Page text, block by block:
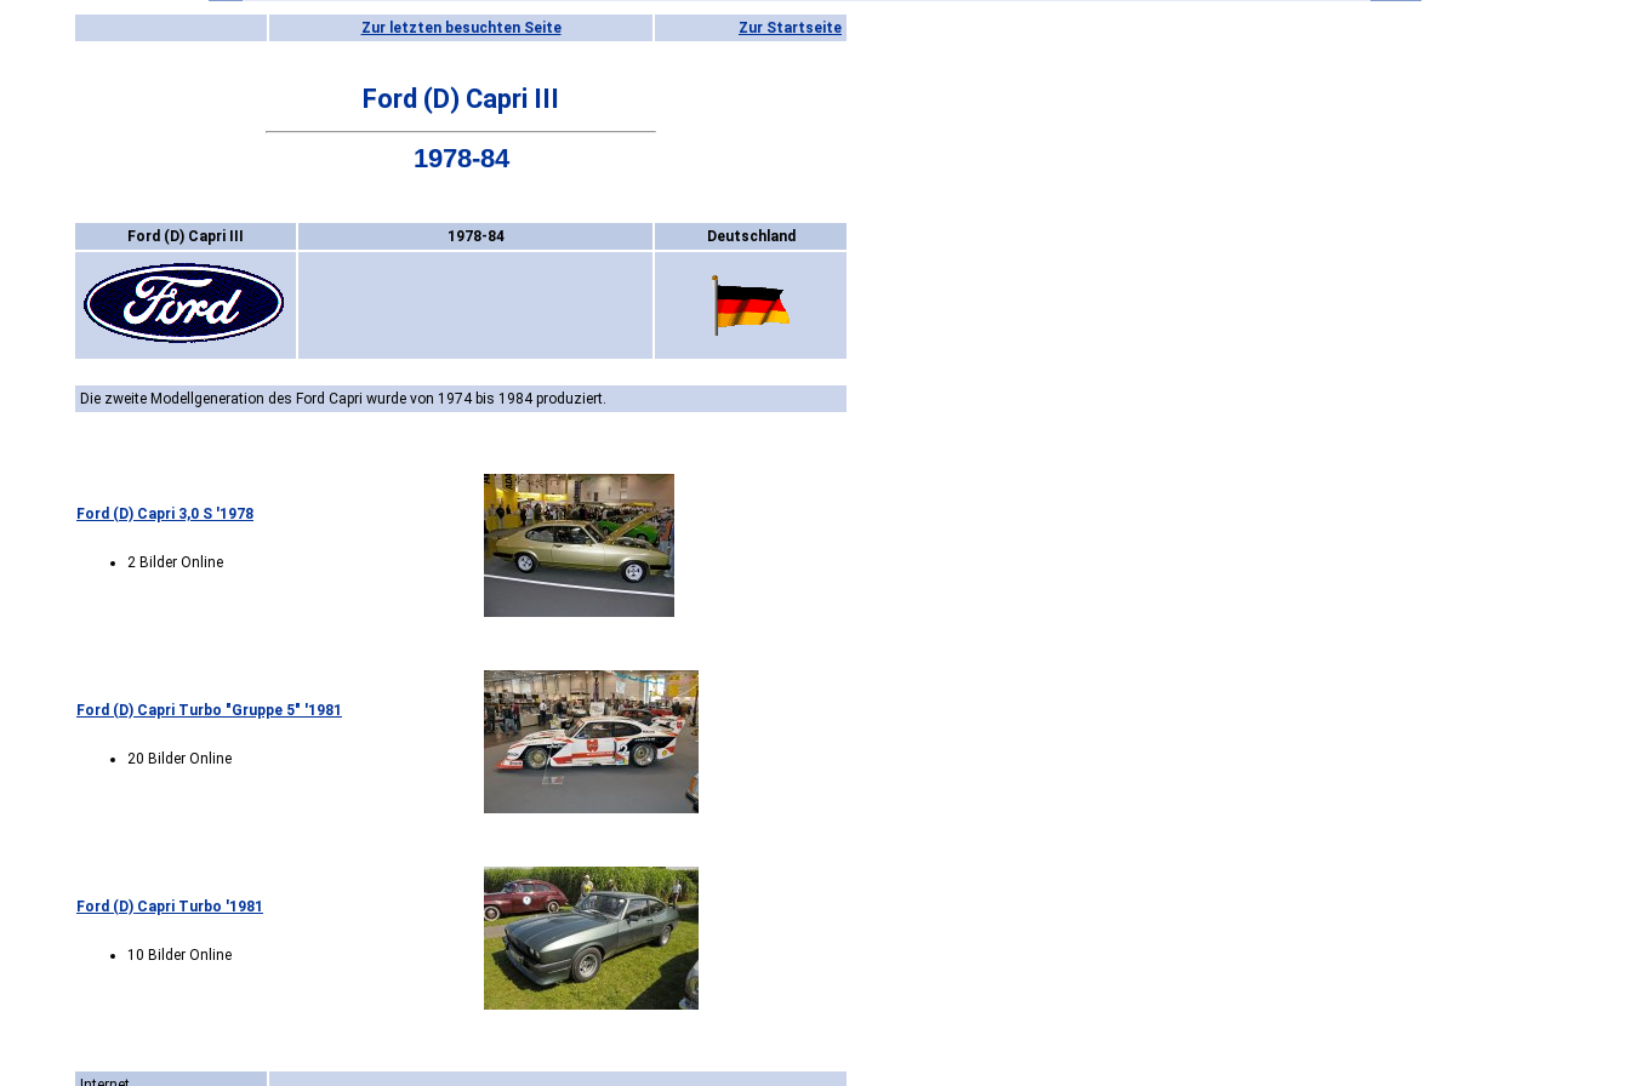
Zur letzten besuchten Seite Zur Startseite
Ford (D) Capri III
1978-84
Ford (D) Capri III 1978-84 Deutschland
Die zweite Modellgeneration des Ford Capri wurde von 1974 bis 1984 produziert.
Ford (D) Capri 3,0 S '1978
2 Bilder Online
Ford (D) Capri Turbo "Gruppe 5" '1981
20 Bilder Online
Ford (D) Capri Turbo '1981
10 Bilder Online